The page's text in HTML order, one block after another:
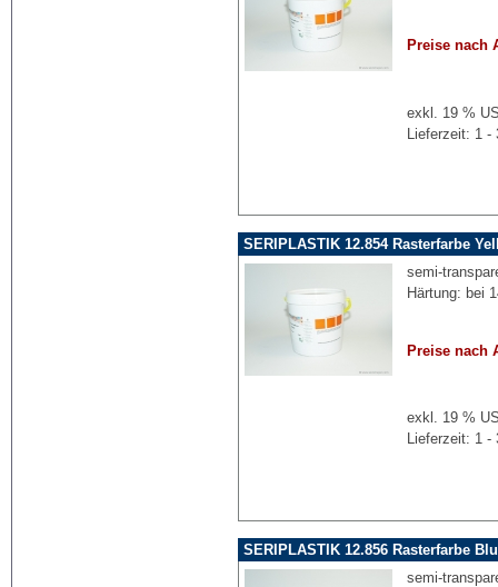
Preise nach
exkl. 19 %
Lieferzeit: 1 -
SERIPLASTIK 12.854 Rasterfarbe
semi-
Härtung: bei
Preise nach
exkl. 19 %
Lieferzeit: 1 -
SERIPLASTIK 12.856 Rasterfarbe
semi-